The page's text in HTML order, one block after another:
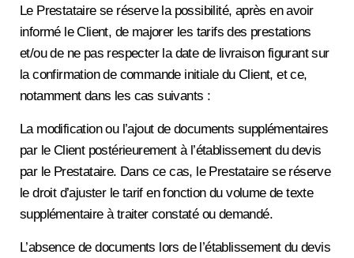
Le Prestataire se réserve la possibilité, après en avoir
informé le Client, de majorer les tarifs des prestations
et/ou de ne pas respecter la date de livraison figurant sur
la confirmation de commande initiale du Client, et ce,
notamment dans les cas suivants :
La modification ou l’ajout de documents supplémentaires
par le Client postérieurement à l’établissement du devis
par le Prestataire. Dans ce cas, le Prestataire se réserve
le droit d’ajuster le tarif en fonction du volume de texte
supplémentaire à traiter constaté ou demandé.
L’absence de documents lors de l’établissement du devis